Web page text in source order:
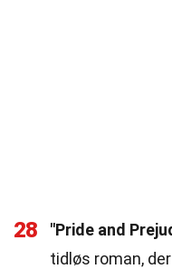
28 "Pride and
tidløs roman,